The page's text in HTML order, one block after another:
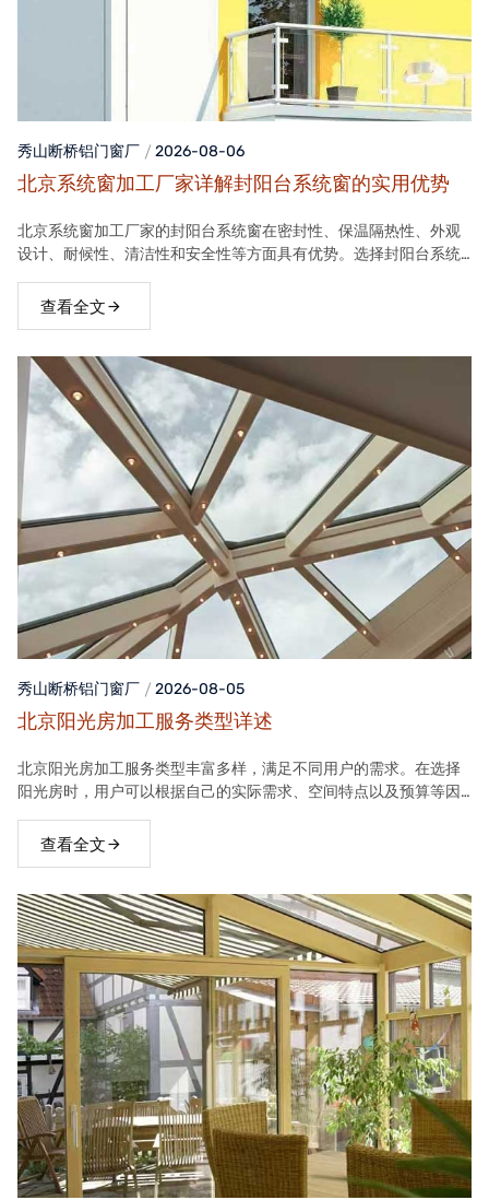
秀山断桥铝门窗厂 2026-08-06
北京系统窗加工厂家详解封阳台系统窗的实用优势
北京系统窗加工厂家的封阳台系统窗在密封性、保温隔热性、外观
设计、耐候性、清洁性和安全性等方面具有优势。选择封阳台系统
体验。
查看全文
秀山断桥铝门窗厂 2026-08-05
北京阳光房加工服务类型详述
北京阳光房加工服务类型丰富多样，满足不同用户的需求。在选择
阳光房时，用户可以根据自己的实际需求、空间特点以及预算等因
查看全文